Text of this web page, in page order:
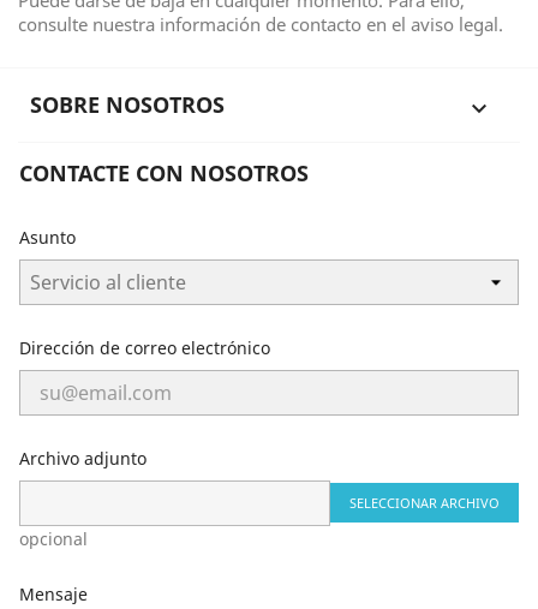
consulte nuestra información de contacto en el aviso legal.
SOBRE NOSOTROS 
CONTACTE CON NOSOTROS
Asunto
Dirección de correo electrónico
Archivo adjunto
SELECCIONAR ARCHIVO
opcional
Mensaje